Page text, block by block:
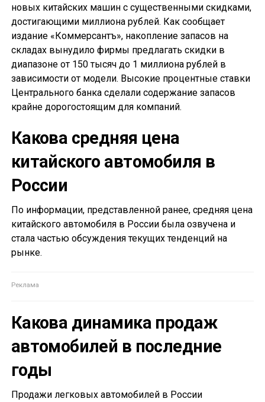
новых китайских машин с существенными скидками,
достигающими миллиона рублей. Как сообщает
издание «Коммерсантъ», накопление запасов на
складах вынудило фирмы предлагать скидки в
диапазоне от 150 тысяч до 1 миллиона рублей в
зависимости от модели. Высокие процентные ставки
Центрального банка сделали содержание запасов
крайне дорогостоящим для компаний.
Какова средняя цена
китайского автомобиля в
России
По информации, представленной ранее, средняя цена
китайского автомобиля в России была озвучена и
стала частью обсуждения текущих тенденций на
рынке.
Какова динамика продаж
автомобилей в последние
годы
Продажи легковых автомобилей в России